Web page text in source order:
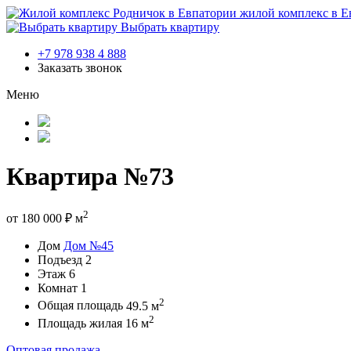
жилой комплекс в
Выбрать квартиру
+7 978 938 4 888
Заказать звонок
Меню
Квартира №73
от 180 000 ₽ м2
Дом Дом №45
Подъезд 2
Этаж 6
Комнат 1
Общая площадь 49.5 м2
Площадь жилая 16 м2